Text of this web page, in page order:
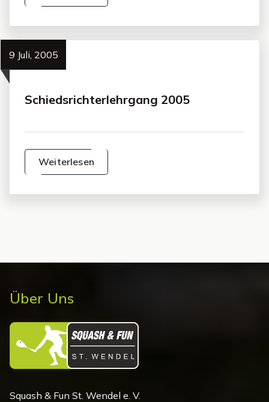
9 Juli, 2005
Schiedsrichterlehrgang 2005
Weiterlesen
Über Uns
Squash & Fun St. Wendel e. V.